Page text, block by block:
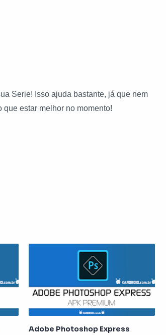
Serie! Isso ajuda bastante, já que nem
estar melhor no momento!
Adobe Photoshop Express